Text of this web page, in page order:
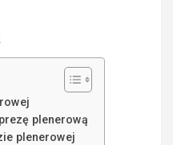
plenerową
plenerowej